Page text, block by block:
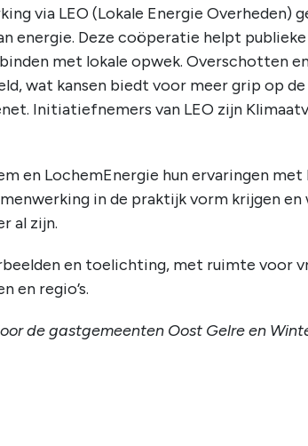
via LEO (Lokale Energie Overheden)
energie. Deze coöperatie helpt
met lokale opwek. Overschotten
wat kansen biedt voor meer grip op
Initiatiefnemers van LEO zijn
en LochemEnergie hun ervaringen
in de praktijk vorm krijgen
al zijn.
en toelichting, met ruimte voor
en regio’s.
de gastgemeenten Oost Gelre en